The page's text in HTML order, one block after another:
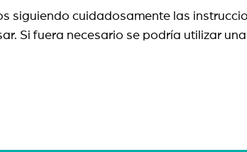
siguiendo cuidadosamente las
Si fuera necesario se podría utilizar